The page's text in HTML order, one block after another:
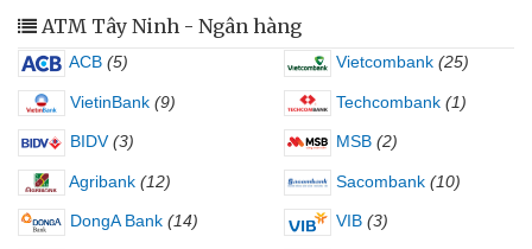
ATM Tây Ninh - Ngân hàng
ACB (5) Vietcombank (25)
VietinBank (9) Techcombank (1)
BIDV (3) MSB (2)
Agribank (12) Sacombank (10)
DongA Bank (14) VIB (3)